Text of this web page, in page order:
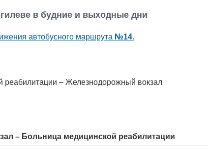
в будние и выходные дни
автобусного маршрута №14.
– Железнодорожный вокзал
– Больница медицинской реабилитации